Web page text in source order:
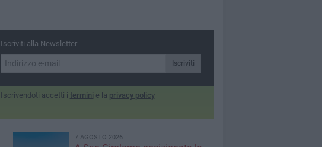
Iscriviti alla Newsletter
Iscriviti
Iscrivendoti accetti i termini e la privacy policy
7 AGOSTO 2026